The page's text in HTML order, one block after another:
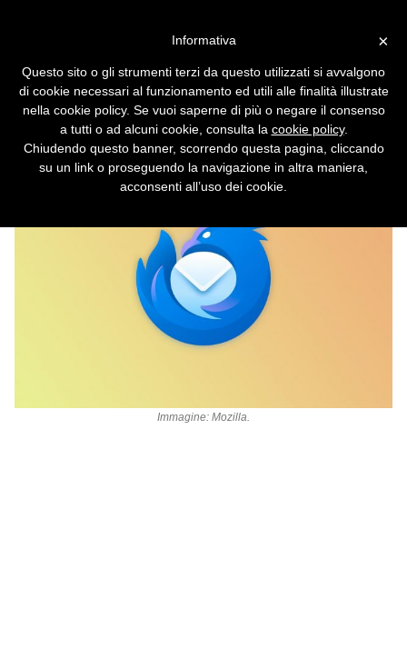
Android è in beta
Si può già scaricare dal Play Store, ma
occhio ai bug.
Immagine: Mozilla.
×
Informativa
Questo sito o gli strumenti terzi da questo utilizzati si avvalgono
di cookie necessari al funzionamento ed utili alle finalità illustrate
nella cookie policy. Se vuoi saperne di più o negare il consenso
a tutti o ad alcuni cookie, consulta la cookie policy.
Chiudendo questo banner, scorrendo questa pagina, cliccando
su un link o proseguendo la navigazione in altra maniera,
acconsenti all’uso dei cookie.